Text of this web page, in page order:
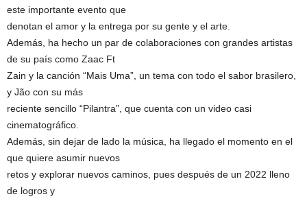
este importante evento que
denotan el amor y la entrega por su gente y el arte.
Además, ha hecho un par de colaboraciones con grandes artistas
de su país como Zaac Ft
Zain y la canción “Mais Uma”, un tema con todo el sabor brasilero,
y Jão con su más
reciente sencillo “Pilantra”, que cuenta con un video casi
cinematográfico.
Además, sin dejar de lado la música, ha llegado el momento en el
que quiere asumir nuevos
retos y explorar nuevos caminos, pues después de un 2022 lleno
de logros y